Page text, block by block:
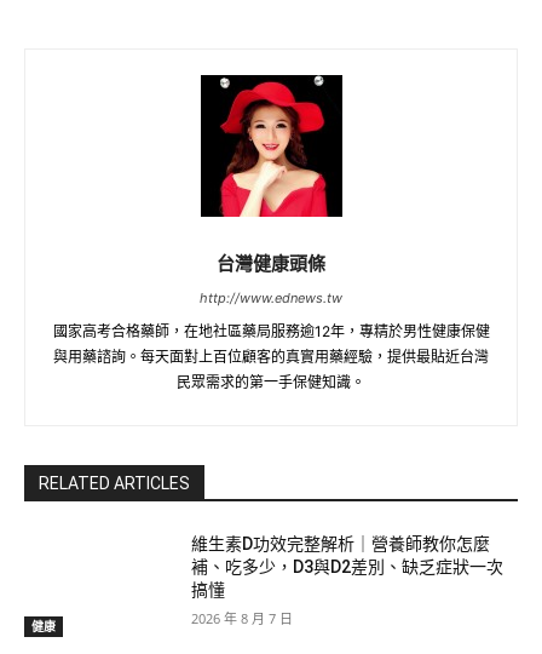
台灣健康頭條
http://www.ednews.tw
國家高考合格藥師，在地社區藥局服務逾12年，專精於男性健康保健
與用藥諮詢。每天面對上百位顧客的真實用藥經驗，提供最貼近台灣
民眾需求的第一手保健知識。
RELATED ARTICLES
健康
維生素D功效完整解析｜營養師教你怎麼
補、吃多少，D3與D2差別、缺乏症狀一次
搞懂
2026 年 8 月 7 日